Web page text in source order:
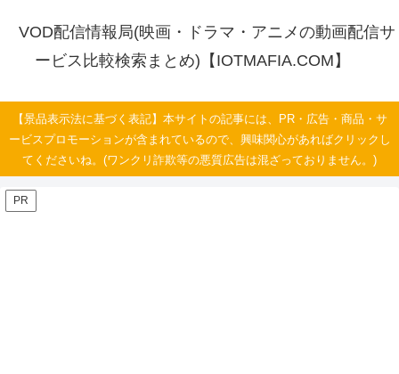
VOD配信情報局(映画・ドラマ・アニメの動画配信サ
ービス比較検索まとめ)【IOTMAFIA.COM】
【景品表示法に基づく表記】本サイトの記事には、PR・広告・商品・サ
ービスプロモーションが含まれているので、興味関心があればクリックし
てくださいね。(ワンクリ詐欺等の悪質広告は混ざっておりません。)
PR